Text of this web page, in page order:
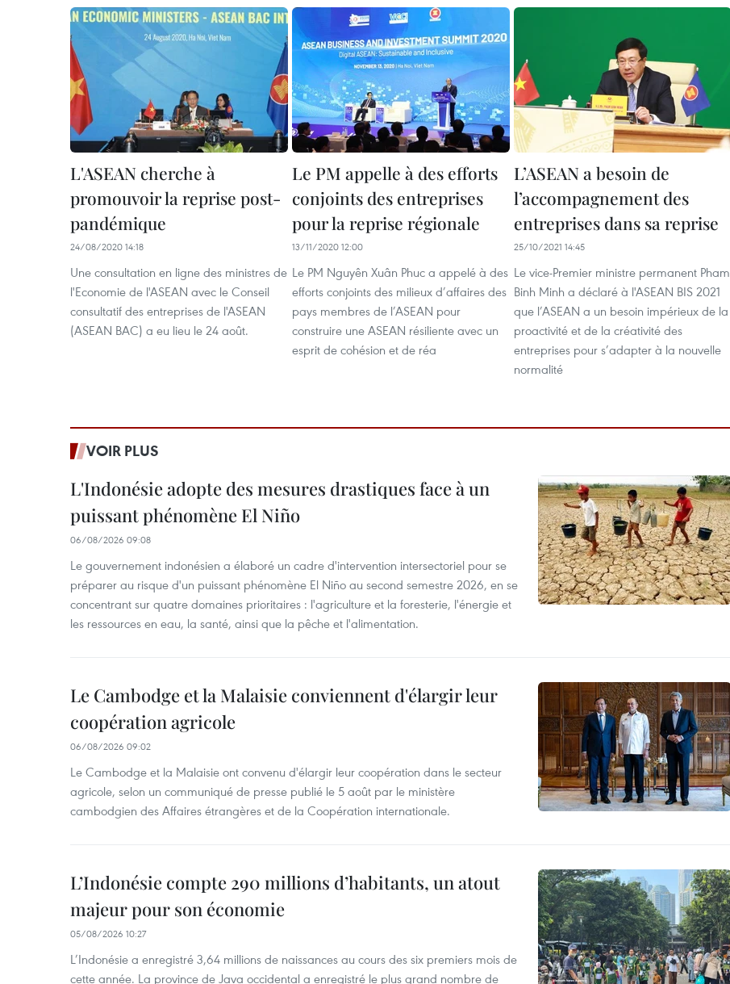
L'ASEAN cherche à
promouvoir la reprise post-
pandémique
24/08/2020 14:18
Une consultation en ligne des ministres de
l'Economie de l'ASEAN avec le Conseil
consultatif des entreprises de l'ASEAN
(ASEAN BAC) a eu lieu le 24 août.
Le PM appelle à des efforts
conjoints des entreprises
pour la reprise régionale
13/11/2020 12:00
Le PM Nguyên Xuân Phuc a appelé à des
efforts conjoints des milieux d’affaires des
pays membres de l’ASEAN pour
construire une ASEAN résiliente avec un
esprit de cohésion et de réa
L’ASEAN a besoin de
l’accompagnement des
entreprises dans sa reprise
25/10/2021 14:45
Le vice-Premier ministre permanent Pham
Binh Minh a déclaré à l'ASEAN BIS 2021
que l’ASEAN a un besoin impérieux de la
proactivité et de la créativité des
entreprises pour s’adapter à la nouvelle
normalité
VOIR PLUS
L'Indonésie adopte des mesures drastiques face à un
puissant phénomène El Niño
06/08/2026 09:08
Le gouvernement indonésien a élaboré un cadre d'intervention intersectoriel pour se
préparer au risque d'un puissant phénomène El Niño au second semestre 2026, en se
concentrant sur quatre domaines prioritaires : l'agriculture et la foresterie, l'énergie et
les ressources en eau, la santé, ainsi que la pêche et l'alimentation.
Le Cambodge et la Malaisie conviennent d'élargir leur
coopération agricole
06/08/2026 09:02
Le Cambodge et la Malaisie ont convenu d'élargir leur coopération dans le secteur
agricole, selon un communiqué de presse publié le 5 août par le ministère
cambodgien des Affaires étrangères et de la Coopération internationale.
L’Indonésie compte 290 millions d’habitants, un atout
majeur pour son économie
05/08/2026 10:27
L’Indonésie a enregistré 3,64 millions de naissances au cours des six premiers mois de
cette année. La province de Java occidental a enregistré le plus grand nombre de